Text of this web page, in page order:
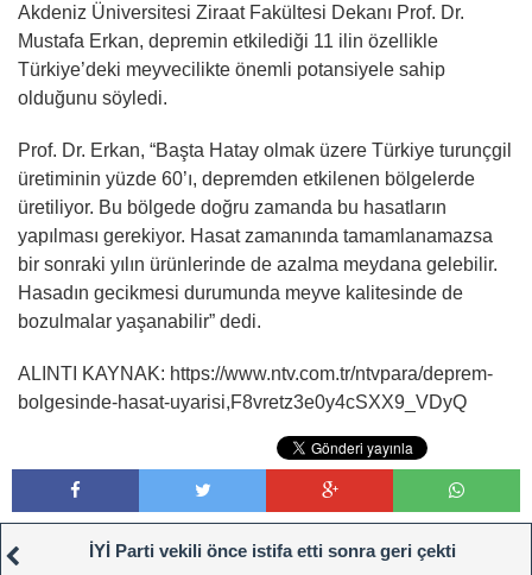
Akdeniz Üniversitesi Ziraat Fakültesi Dekanı Prof. Dr.
Mustafa Erkan, depremin etkilediği 11 ilin özellikle
Türkiye’deki meyvecilikte önemli potansiyele sahip
olduğunu söyledi.
Prof. Dr. Erkan, “Başta Hatay olmak üzere Türkiye turunçgil
üretiminin yüzde 60’ı, depremden etkilenen bölgelerde
üretiliyor. Bu bölgede doğru zamanda bu hasatların
yapılması gerekiyor. Hasat zamanında tamamlanamazsa
bir sonraki yılın ürünlerinde de azalma meydana gelebilir.
Hasadın gecikmesi durumunda meyve kalitesinde de
bozulmalar yaşanabilir” dedi.
ALINTI KAYNAK: https://www.ntv.com.tr/ntvpara/deprem-
bolgesinde-hasat-uyarisi,F8vretz3e0y4cSXX9_VDyQ
İYİ Parti vekili önce istifa etti sonra geri çekti